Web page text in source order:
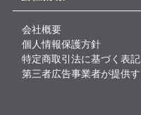
会社概要
個人情報保護方針
特定商取引法に基づく表記
第三者広告事業者が提供